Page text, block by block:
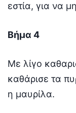
εστία, για να
Βήμα 4
Με λίγο
καθάρισε τα
η μαυρίλα.